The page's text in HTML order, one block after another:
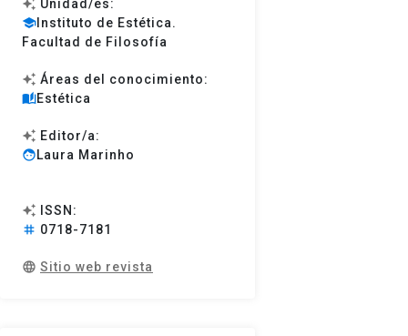
auto_awesome Unidad/es:
schoolInstituto de Estética.
Facultad de Filosofía
auto_awesome Áreas del conocimiento:
auto_storiesEstética
auto_awesome Editor/a:
faceLaura Marinho
auto_awesome ISSN:
tag 0718-7181
language Sitio web revista